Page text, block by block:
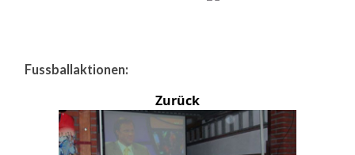
Fussballaktionen:
Zurück